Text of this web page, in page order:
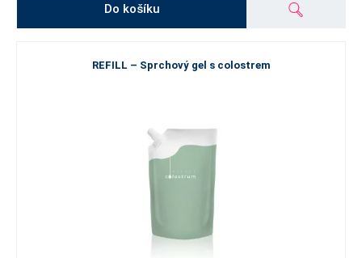
Do košíku
REFILL – Sprchový gel s colostrem